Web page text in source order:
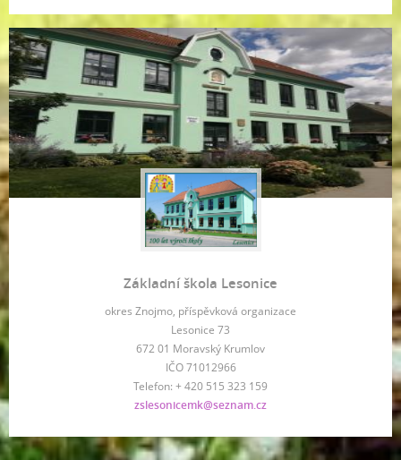
Základní škola Lesonice
okres Znojmo, příspěvková organizace
Lesonice 73
672 01 Moravský Krumlov
IČO 71012966
Telefon: + 420 515 323 159
zslesonicemk@seznam.cz